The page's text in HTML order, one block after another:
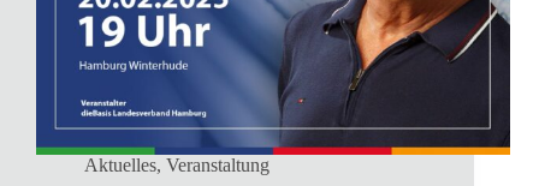
Aktuelles, Veranstaltung